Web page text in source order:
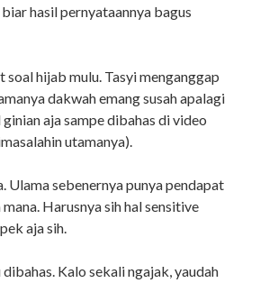
hasil pernyataannya bagus
hijab mulu. Tasyi menganggap
dakwah emang susah apalagi
aja sampe dibahas di video
utamanya).
Ulama sebenernya punya pendapat
Harusnya sih hal sensitive
aja sih.
Kalo sekali ngajak, yaudah